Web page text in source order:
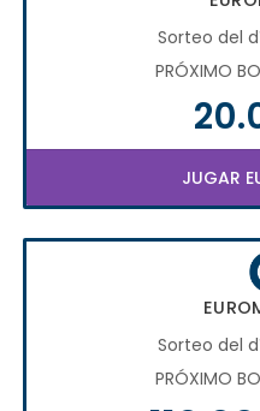
Sorteo del
PRÓXIMO
JUGAR
Sorteo del
PRÓXIMO